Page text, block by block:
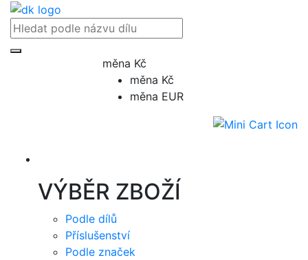
měna Kč
měna Kč
měna EUR
VÝBĚR ZBOŽÍ
Podle dílů
Příslušenství
Podle značek